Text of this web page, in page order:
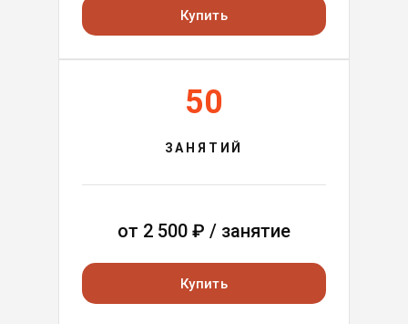
Купить
50
ЗАНЯТИЙ
от 2 500 ₽ / занятие
Купить